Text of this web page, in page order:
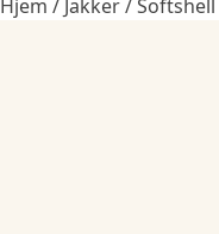
Hjem / Jakker/Softshell